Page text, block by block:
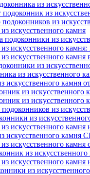
из
подоконник из
из
искусственного камня
из
искусственного камня:
искусственного
из
из искусственного
искусственного камня
из искусственного
из искусственного
из
из
искусственного камня
искусственного камня
искусственного камня
из
искусственного камня
из